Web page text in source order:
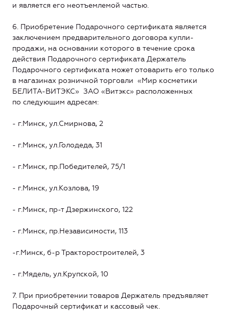
и является его неотъемлемой частью.
6. Приобретение Подарочного сертификата является
заключением предварительного договора купли-
продажи, на основании которого в течение срока
действия Подарочного сертификата Держатель
Подарочного сертификата может отоварить его только
в магазинах розничной торговли «Мир косметики
БЕЛИТА-ВИТЭКС» ЗАО «Витэкс» расположенных
по следующим адресам:
- г.Минск, ул.Смирнова, 2
- г.Минск, ул.Голодеда, 31
- г.Минск, пр.Победителей, 75/1
- г.Минск, ул.Козлова, 19
- г.Минск, пр-т Дзержинского, 122
- г.Минск, пр.Независимости, 113
-г.Минск, б-р Тракторостроителей, 3
- г.Мядель, ул.Крупской, 10
7. При приобретении товаров Держатель предъявляет
Подарочный сертификат и кассовый чек.